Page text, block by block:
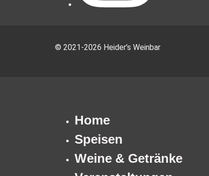
© 2021-2026 Heider’s Weinbar
Home
Speisen
Weine & Getränke